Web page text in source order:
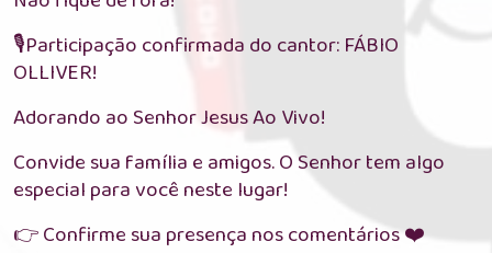
🎙️Participação confirmada do cantor: FÁBIO
OLLIVER!
Adorando ao Senhor Jesus Ao Vivo!
Convide sua família e amigos. O Senhor tem algo
especial para você neste lugar!
👉 Confirme sua presença nos comentários ❤️